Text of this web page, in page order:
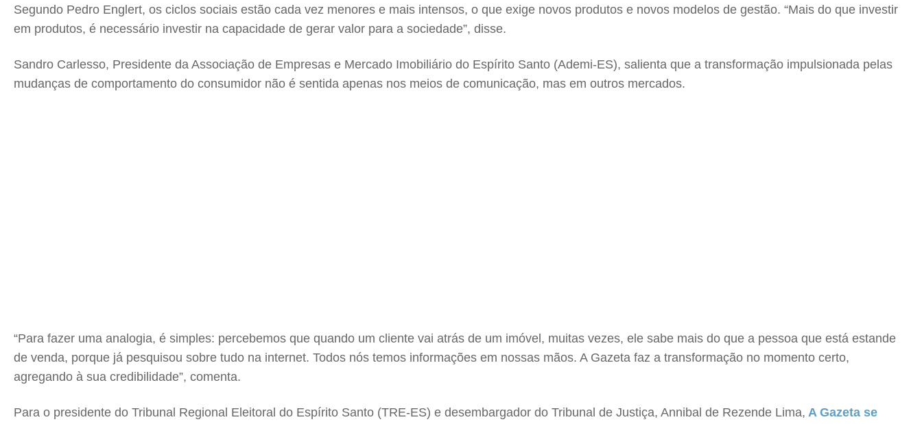
Segundo Pedro Englert, os ciclos sociais estão cada vez menores e mais intensos, o que exige novos produtos e novos modelos de gestão. “Mais do que investir
em produtos, é necessário investir na capacidade de gerar valor para a sociedade”, disse.
Sandro Carlesso, Presidente da Associação de Empresas e Mercado Imobiliário do Espírito Santo (Ademi-ES), salienta que a transformação impulsionada pelas
mudanças de comportamento do consumidor não é sentida apenas nos meios de comunicação, mas em outros mercados.
“Para fazer uma analogia, é simples: percebemos que quando um cliente vai atrás de um imóvel, muitas vezes, ele sabe mais do que a pessoa que está estande
de venda, porque já pesquisou sobre tudo na internet. Todos nós temos informações em nossas mãos. A Gazeta faz a transformação no momento certo,
agregando à sua credibilidade”, comenta.
Para o presidente do Tribunal Regional Eleitoral do Espírito Santo (TRE-ES) e desembargador do Tribunal de Justiça, Annibal de Rezende Lima, A Gazeta se